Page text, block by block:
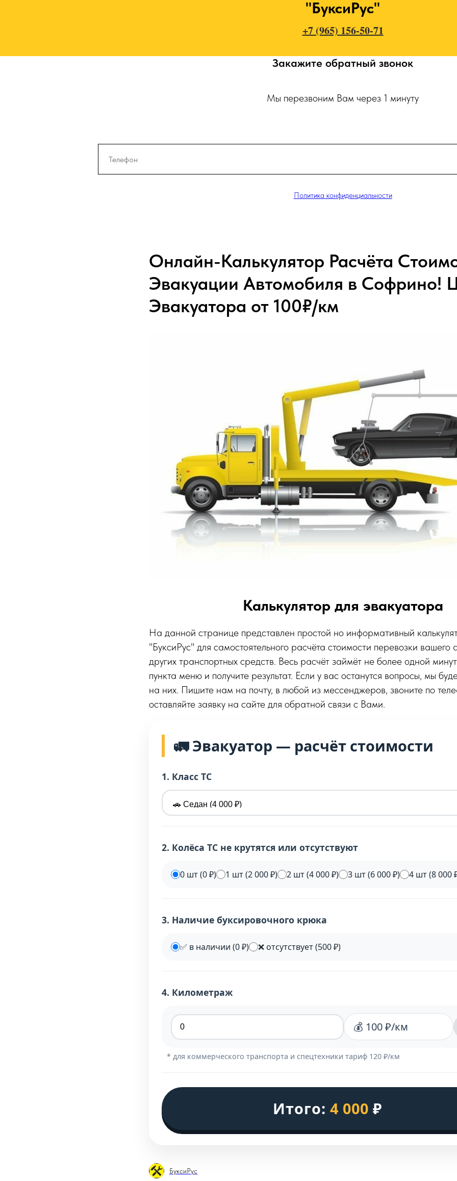
"БуксиРус"
+7 (965) 156-50-71
Закажите обратный звонок
Мы перезвоним Вам через 1 минуту
Политика конфиденциальности
Онлайн-Калькулятор Расчёта
Эвакуации Автомобиля в Софрино!
Эвакуатора от 100₽/км
Калькулятор для эвакуатора
На данной странице представлен простой но информативный
"БуксиРус" для самостоятельного расчёта стоимости перевозки вашего
других транспортных средств. Весь расчёт займёт не более одной
пункта меню и получите результат. Если у вас останутся вопросы, мы
на них. Пишите нам на почту, в любой из мессенджеров, звоните по
оставляйте заявку на сайте для обратной связи с Вами.
🚛 Эвакуатор — расчёт стоимости
1. Класс ТС
2. Колёса ТС не крутятся или отсутствуют
0 шт (0 ₽) 1 шт (2 000 ₽) 2 шт (4 000 ₽) 3 шт (6 000 ₽) 4 шт (8 000
3. Наличие буксировочного крюка
✅ в наличии (0 ₽) ❌ отсутствует (500 ₽)
4. Километраж
💰 100 ₽/км
* для коммерческого транспорта и спецтехники тариф 120 ₽/км
Итого: 4 000 ₽
БуксиРус